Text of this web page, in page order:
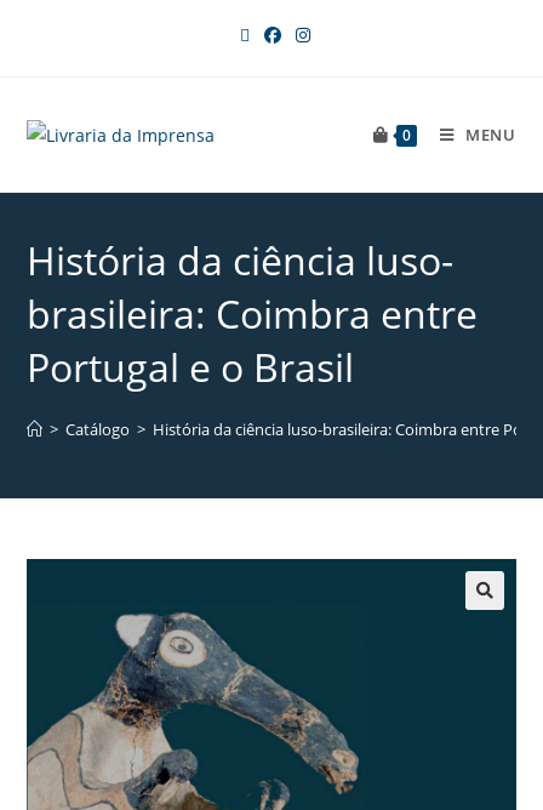
0 MENU
História da ciência luso-
brasileira: Coimbra entre
Portugal e o Brasil
> Catálogo > História da ciência luso-brasileira: Coimbra entre